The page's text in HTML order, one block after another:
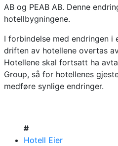
AB og PEAB AB. Denne
hotellbygningene.
I forbindelse med endringen i
driften av hotellene overtas
Hotellene skal fortsatt ha
Group, så for hotellenes
medføre synlige endringer.
#
Hotell Eier